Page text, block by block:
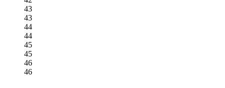
43
43
44
44
45
45
46
46